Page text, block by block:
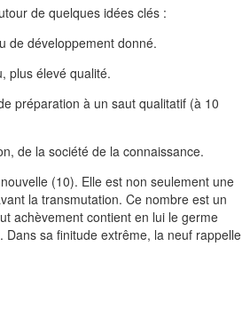
de quelques idées clés :
de développement donné.
plus élevé qualité.
préparation à un saut qualitatif (à 10
de la société de la connaissance.
(10). Elle est non seulement une
la transmutation. Ce nombre est un
achèvement contient en lui le germe
sa finitude extrême, la neuf rappelle